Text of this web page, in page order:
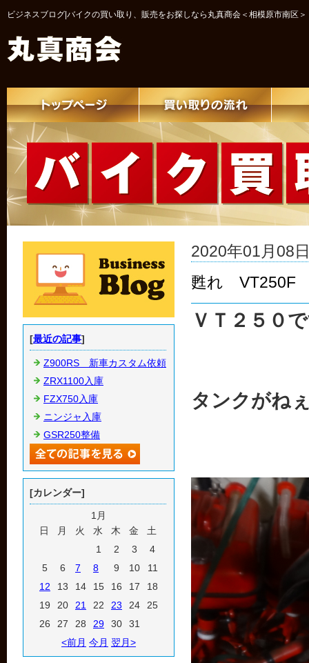
ビジネスブログ|バイクの買い取り、販売をお探しなら丸真商会＜相模原市南区＞
2020年01月08
甦れ
ＶＴ２５０
タンクがね
[最近の記事]
Z900RS 新車カスタム依頼
ZRX1100入庫
FZX750入庫
ニンジャ入庫
GSR250整備
[カレンダー]
1月
日
月 火 水 木 金
土
1
2 3
4
5
6 7 8 9 10
11
12
13 14 15 16 17
18
19
20 21 22 23 24
25
26
27 28 29 30
31
<前月 今月 翌月>